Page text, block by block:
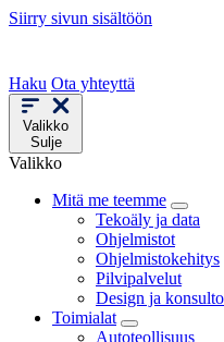
Siirry sivun sisältöön
Haku Ota yhteyttä
Valikko
Sulje
Valikko
Mitä me teemme
Tekoäly ja data
Ohjelmistot
Ohjelmistokehitys
Pilvipalvelut
Design ja
Toimialat
Autoteollisuus